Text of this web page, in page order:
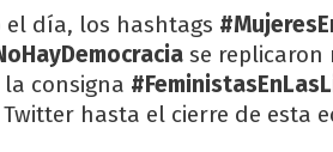
día, los hashtags
se replicaron
consigna
hasta el cierre de esta